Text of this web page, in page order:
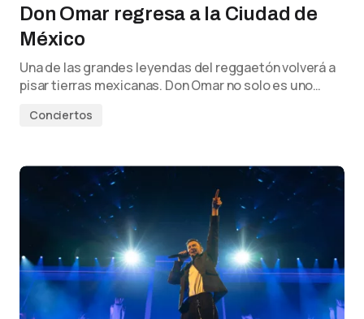
Don Omar regresa a la Ciudad de
México
Una de las grandes leyendas del reggaetón volverá a
pisar tierras mexicanas. Don Omar no solo es uno…
Conciertos